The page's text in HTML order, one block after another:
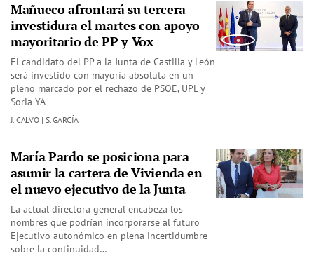
Mañueco afrontará su tercera
investidura el martes con apoyo
mayoritario de PP y Vox
El candidato del PP a la Junta de Castilla y León
será investido con mayoría absoluta en un
pleno marcado por el rechazo de PSOE, UPL y
Soria YA
J. CALVO | S. GARCÍA
María Pardo se posiciona para
asumir la cartera de Vivienda en
el nuevo ejecutivo de la Junta
La actual directora general encabeza los
nombres que podrían incorporarse al futuro
Ejecutivo autonómico en plena incertidumbre
sobre la continuidad…